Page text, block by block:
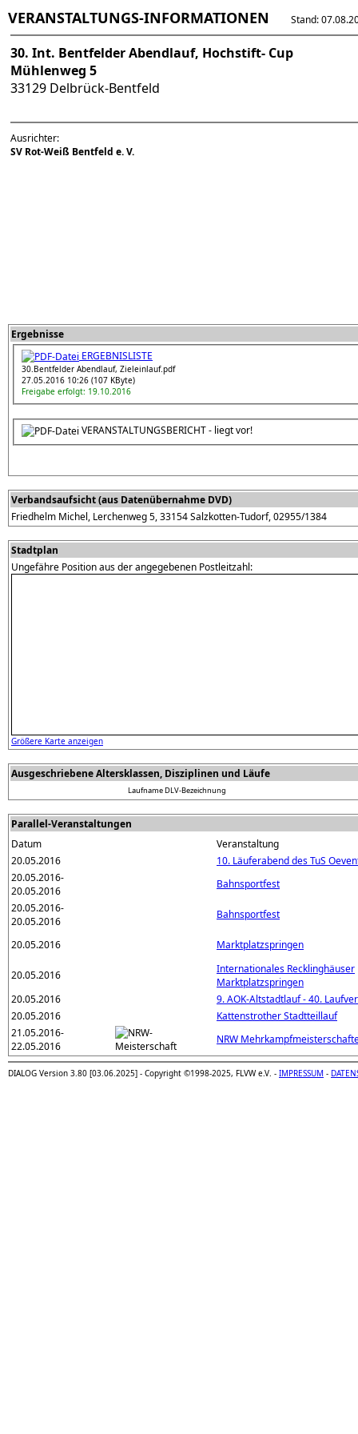
VERANSTALTUNGS-INFORMATIONEN Stand:
30. Int. Bentfelder Abendlauf, Hochstift- Cup
Mühlenweg 5
33129 Delbrück-Bentfeld
Ausrichter:
SV Rot-Weiß Bentfeld e. V.
Ergebnisse
ERGEBNISLISTE
30.Bentfelder Abendlauf, Zieleinlauf.pdf
27.05.2016 10:26 (107 KByte)
Freigabe erfolgt: 19.10.2016
VERANSTALTUNGSBERICHT - liegt vor!
Verbandsaufsicht (aus Datenübernahme DVD)
Friedhelm Michel, Lerchenweg 5, 33154 Salzkotten-Tudorf, 02955/1384
Stadtplan
Ungefähre Position aus der angegebenen Postleitzahl:
Größere Karte anzeigen
Ausgeschriebene Altersklassen, Disziplinen und Läufe
LaufnameDLV-Bezeichnung
Parallel-Veranstaltungen
Datum
Veranstaltung
20.05.2016
10. Läuferabend des TuS
20.05.2016-
20.05.2016
Bahnsportfest
20.05.2016-
20.05.2016
Bahnsportfest
20.05.2016 Marktplatzspringen
20.05.2016
Internationales Recklinghäuser
Marktplatzspringen
20.05.2016
9. AOK-Altstadtlauf - 40.
20.05.2016
Kattenstrother Stadtteillauf
21.05.2016-
22.05.2016
NRW
DIALOG Version 3.80 [03.06.2025] - Copyright ©1998-2025, FLVW e.V. - IMPRESSUM -